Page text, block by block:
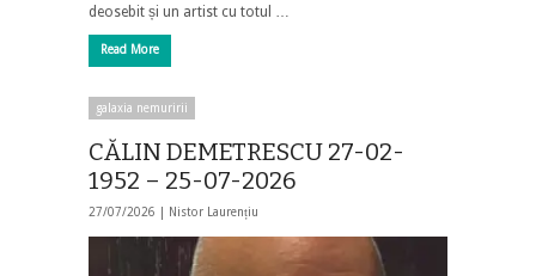
deosebit și un artist cu totul …
Read More
galaxia nemuririi
CĂLIN DEMETRESCU 27-02-
1952 – 25-07-2026
27/07/2026 | Nistor Laurențiu